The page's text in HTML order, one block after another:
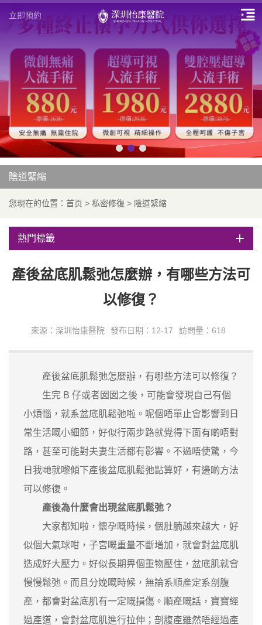
立即預約
陰道緊縮
您現在的位置： 首页 > 私密修復 > 陰道緊縮
熱門標籤
產後盆底肌鬆弛怎麼辦，有哪些方法可
以修復？
來源：深圳怡康醫院 發布日期：12-17 訪問量：618
產後盆底肌鬆弛怎麼辦，有哪些方法可以修復？
生完 B 仔或者囡囡之後，可能會發現自己有個
小煩惱，就系盆底肌鬆弛啦。呢個唔單止會影響到日
常生活嘅小細節，好似行兩步路就覺得下面有啲唔對
路，甚至可能對夫妻生活都有影響。不過唔使驚，今
日我哋就嚟傾下產後盆底肌鬆弛點算好，有邊啲方法
可以修復。
產後為什麼會出現盆底肌鬆弛？
大家都知啦，懷孕嘅時候，個肚腩越來越大，好
似個大氣球咁，子宮嘅重量不斷增加，就會對盆底肌
造成好大壓力。好似長期畀個重物壓住，盆底肌就會
慢慢鬆弛。而且分娩嘅時候，無論系順產定系剖腹
產，都會對盆底肌有一定嘅損傷。順產嘅話，寶寶經
過產道，會對盆底肌進行拉伸；剖腹產雖然唔經過產